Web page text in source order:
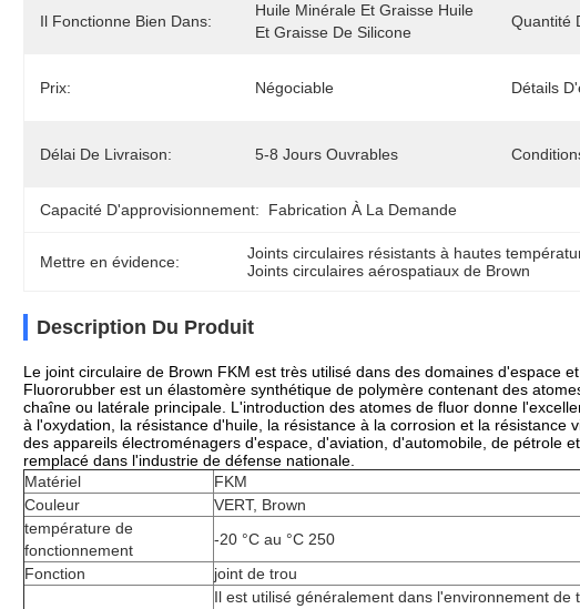
Il Fonctionne Bien Dans:
Huile Minérale Et Graisse Huile
Et Graisse De Silicone
Quantité
Prix: Négociable Détails
Délai De Livraison: 5-8 Jours Ouvrables
Capacité D'approvisionnement: Fabrication À La Demande
Mettre en évidence: Joints circulaires résistants à hautes
Joints circulaires aérospatiaux de Brown
Description Du Produit
Le joint circulaire de Brown FKM est très utilisé dans des domaines d'espace
Fluororubber est un élastomère synthétique de polymère contenant des
chaîne ou latérale principale. L'introduction des atomes de fluor donne
à l'oxydation, la résistance d'huile, la résistance à la corrosion et la résistance
des appareils électroménagers d'espace, d'aviation, d'automobile, de pétrole
remplacé dans l'industrie de défense nationale.
Matériel
FKM
Couleur
VERT, Brown
température de
fonctionnement
-20 °C au °C 250
Fonction
joint de trou
Il est utilisé généralement dans l'environnement de